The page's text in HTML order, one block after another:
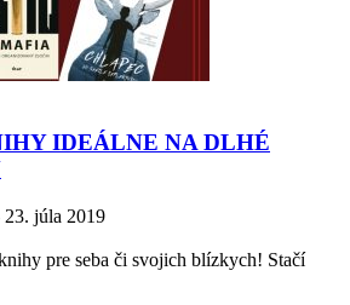
IDEÁLNE NA DLHÉ
23. júla 2019
pre seba či svojich blízkych! Stačí